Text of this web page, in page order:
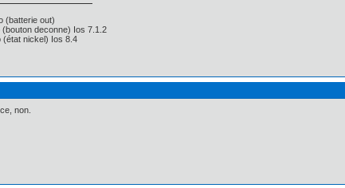
(batterie out)
deconne) Ios 7.1.2
nickel) Ios 8.4
non.